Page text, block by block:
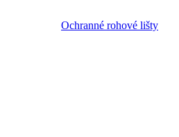
Ochranné rohové lišty